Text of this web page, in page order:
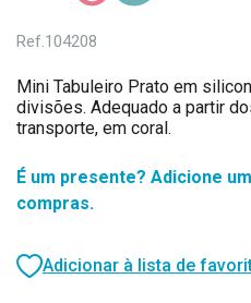
Ref.104208
Mini Tabuleiro Prato em
divisões. Adequado a partir
transporte, em coral.
É um presente? Adicione
compras.
Adicionar à lista de